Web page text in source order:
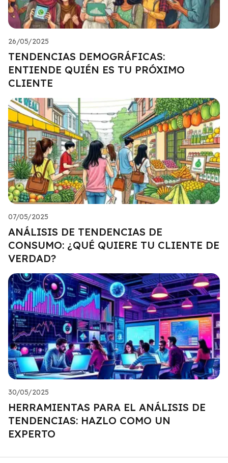
26/05/2025
TENDENCIAS DEMOGRÁFICAS:
ENTIENDE QUIÉN ES TU PRÓXIMO
CLIENTE
07/05/2025
ANÁLISIS DE TENDENCIAS DE
CONSUMO: ¿QUÉ QUIERE TU CLIENTE DE
VERDAD?
30/05/2025
HERRAMIENTAS PARA EL ANÁLISIS DE
TENDENCIAS: HAZLO COMO UN
EXPERTO